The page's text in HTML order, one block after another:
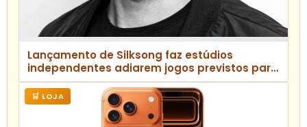
Lançamento de Silksong faz estúdios
independentes adiarem jogos previstos para
setembro
🛒 LOJA